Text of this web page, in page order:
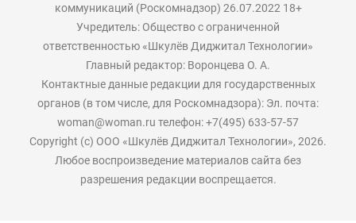
коммуникаций (Роскомнадзор) 26.07.2022 18+
Учредитель: Общество с ограниченной
ответственностью «Шкулёв Диджитал Технологии»
Главный редактор: Воронцева О. А.
Контактные данные редакции для государственных
органов (в том числе, для Роскомнадзора): Эл. почта:
woman@woman.ru телефон: +7(495) 633-57-57
Copyright (с) ООО «Шкулёв Диджитал Технологии», 2026.
Любое воспроизведение материалов сайта без
разрешения редакции воспрещается.